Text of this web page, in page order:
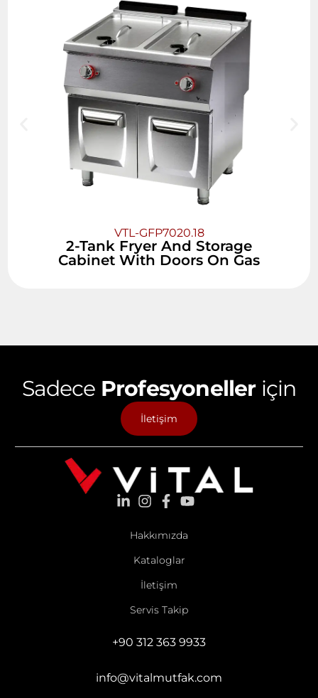
VTL-GFP7020.18
2-Tank Fryer And Storage
Cabinet With Doors On Gas
Sadece Profesyonelleriçin
İletişim
Hakkımızda
Kataloglar
İletişim
Servis Takip
+90 312 363 9933
info@vitalmutfak.com